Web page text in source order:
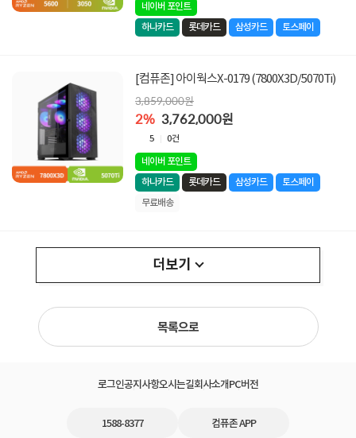
네이버 포인트
하나카드
롯데카드 삼성카드 토스페이
[컴퓨존] 아이웍스X-0179 (7800X3D/5070Ti)
3,859,000원
2% 3,762,000원
5 0건
네이버 포인트
하나카드
롯데카드 삼성카드
토스페이
무료배송
더보기
목록으로
로그인공지사항오시는길회사소개PC버전
1588-8377 컴퓨존 APP